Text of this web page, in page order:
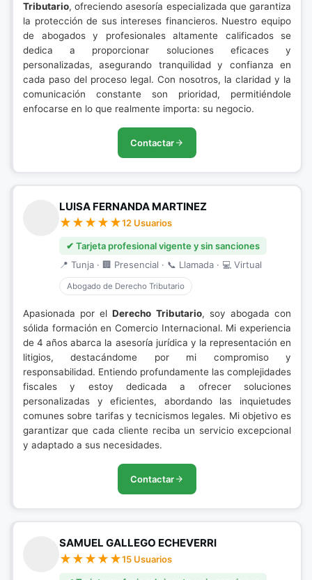
Tributario, ofreciendo asesoría especializada que garantiza
la protección de sus intereses financieros. Nuestro equipo
de abogados y profesionales altamente calificados se
dedica a proporcionar soluciones eficaces y
personalizadas, asegurando tranquilidad y confianza en
cada paso del proceso legal. Con nosotros, la claridad y la
comunicación constante son prioridad, permitiéndole
enfocarse en lo que realmente importa: su negocio.
Contactar
LUISA FERNANDA MARTINEZ
12 Usuarios
✔ Tarjeta profesional vigente y sin sanciones
📍 Tunja · 🏢 Presencial · 📞 Llamada · 💻 Virtual
Abogado de Derecho Tributario
Apasionada por elDerecho Tributario, soy abogada con
sólida formación en Comercio Internacional. Mi experiencia
de 4 años abarca la asesoría jurídica y la representación en
litigios, destacándome por mi compromiso y
responsabilidad. Entiendo profundamente las complejidades
fiscales y estoy dedicada a ofrecer soluciones
personalizadas y eficientes, abordando las inquietudes
comunes sobre tarifas y tecnicismos legales. Mi objetivo es
garantizar que cada cliente reciba un servicio excepcional
y adaptado a sus necesidades.
Contactar
SAMUEL GALLEGO ECHEVERRI
15 Usuarios